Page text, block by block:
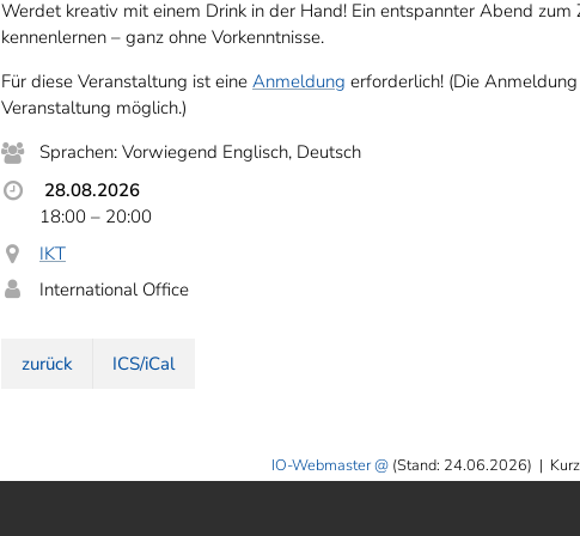
Werdet kreativ mit einem Drink in der Hand! Ein entspannter Abend zum
kennenlernen – ganz ohne Vorkenntnisse.
Für diese Veranstaltung ist eine Anmeldung erforderlich! (Die
Veranstaltung möglich.)
Sprachen: Vorwiegend Englisch, Deutsch
28.08.2026
18:00 – 20:00
IKT
International Office
zurück ICS/iCal
IO-Webmaster (Stand: 24.06.2026) |